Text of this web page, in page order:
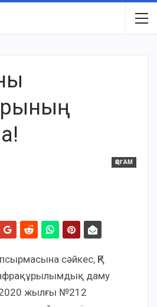
ҚОҒАМ
сәйкес, ҚР
даму
жылғы №212